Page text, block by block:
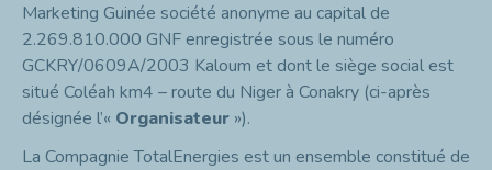
Marketing Guinée société anonyme au capital de
2.269.810.000 GNF enregistrée sous le numéro
GCKRY/0609A/2003 Kaloum et dont le siège social est
situé Coléah km4 – route du Niger à Conakry (ci-après
désignée l’« Organisateur »).
La Compagnie TotalEnergies est un ensemble constitué de